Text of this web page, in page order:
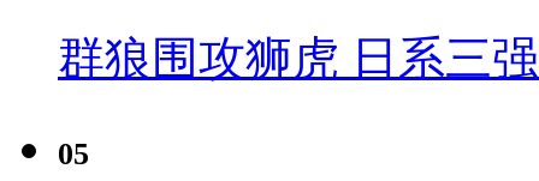
群狼围攻狮虎 日系三
05